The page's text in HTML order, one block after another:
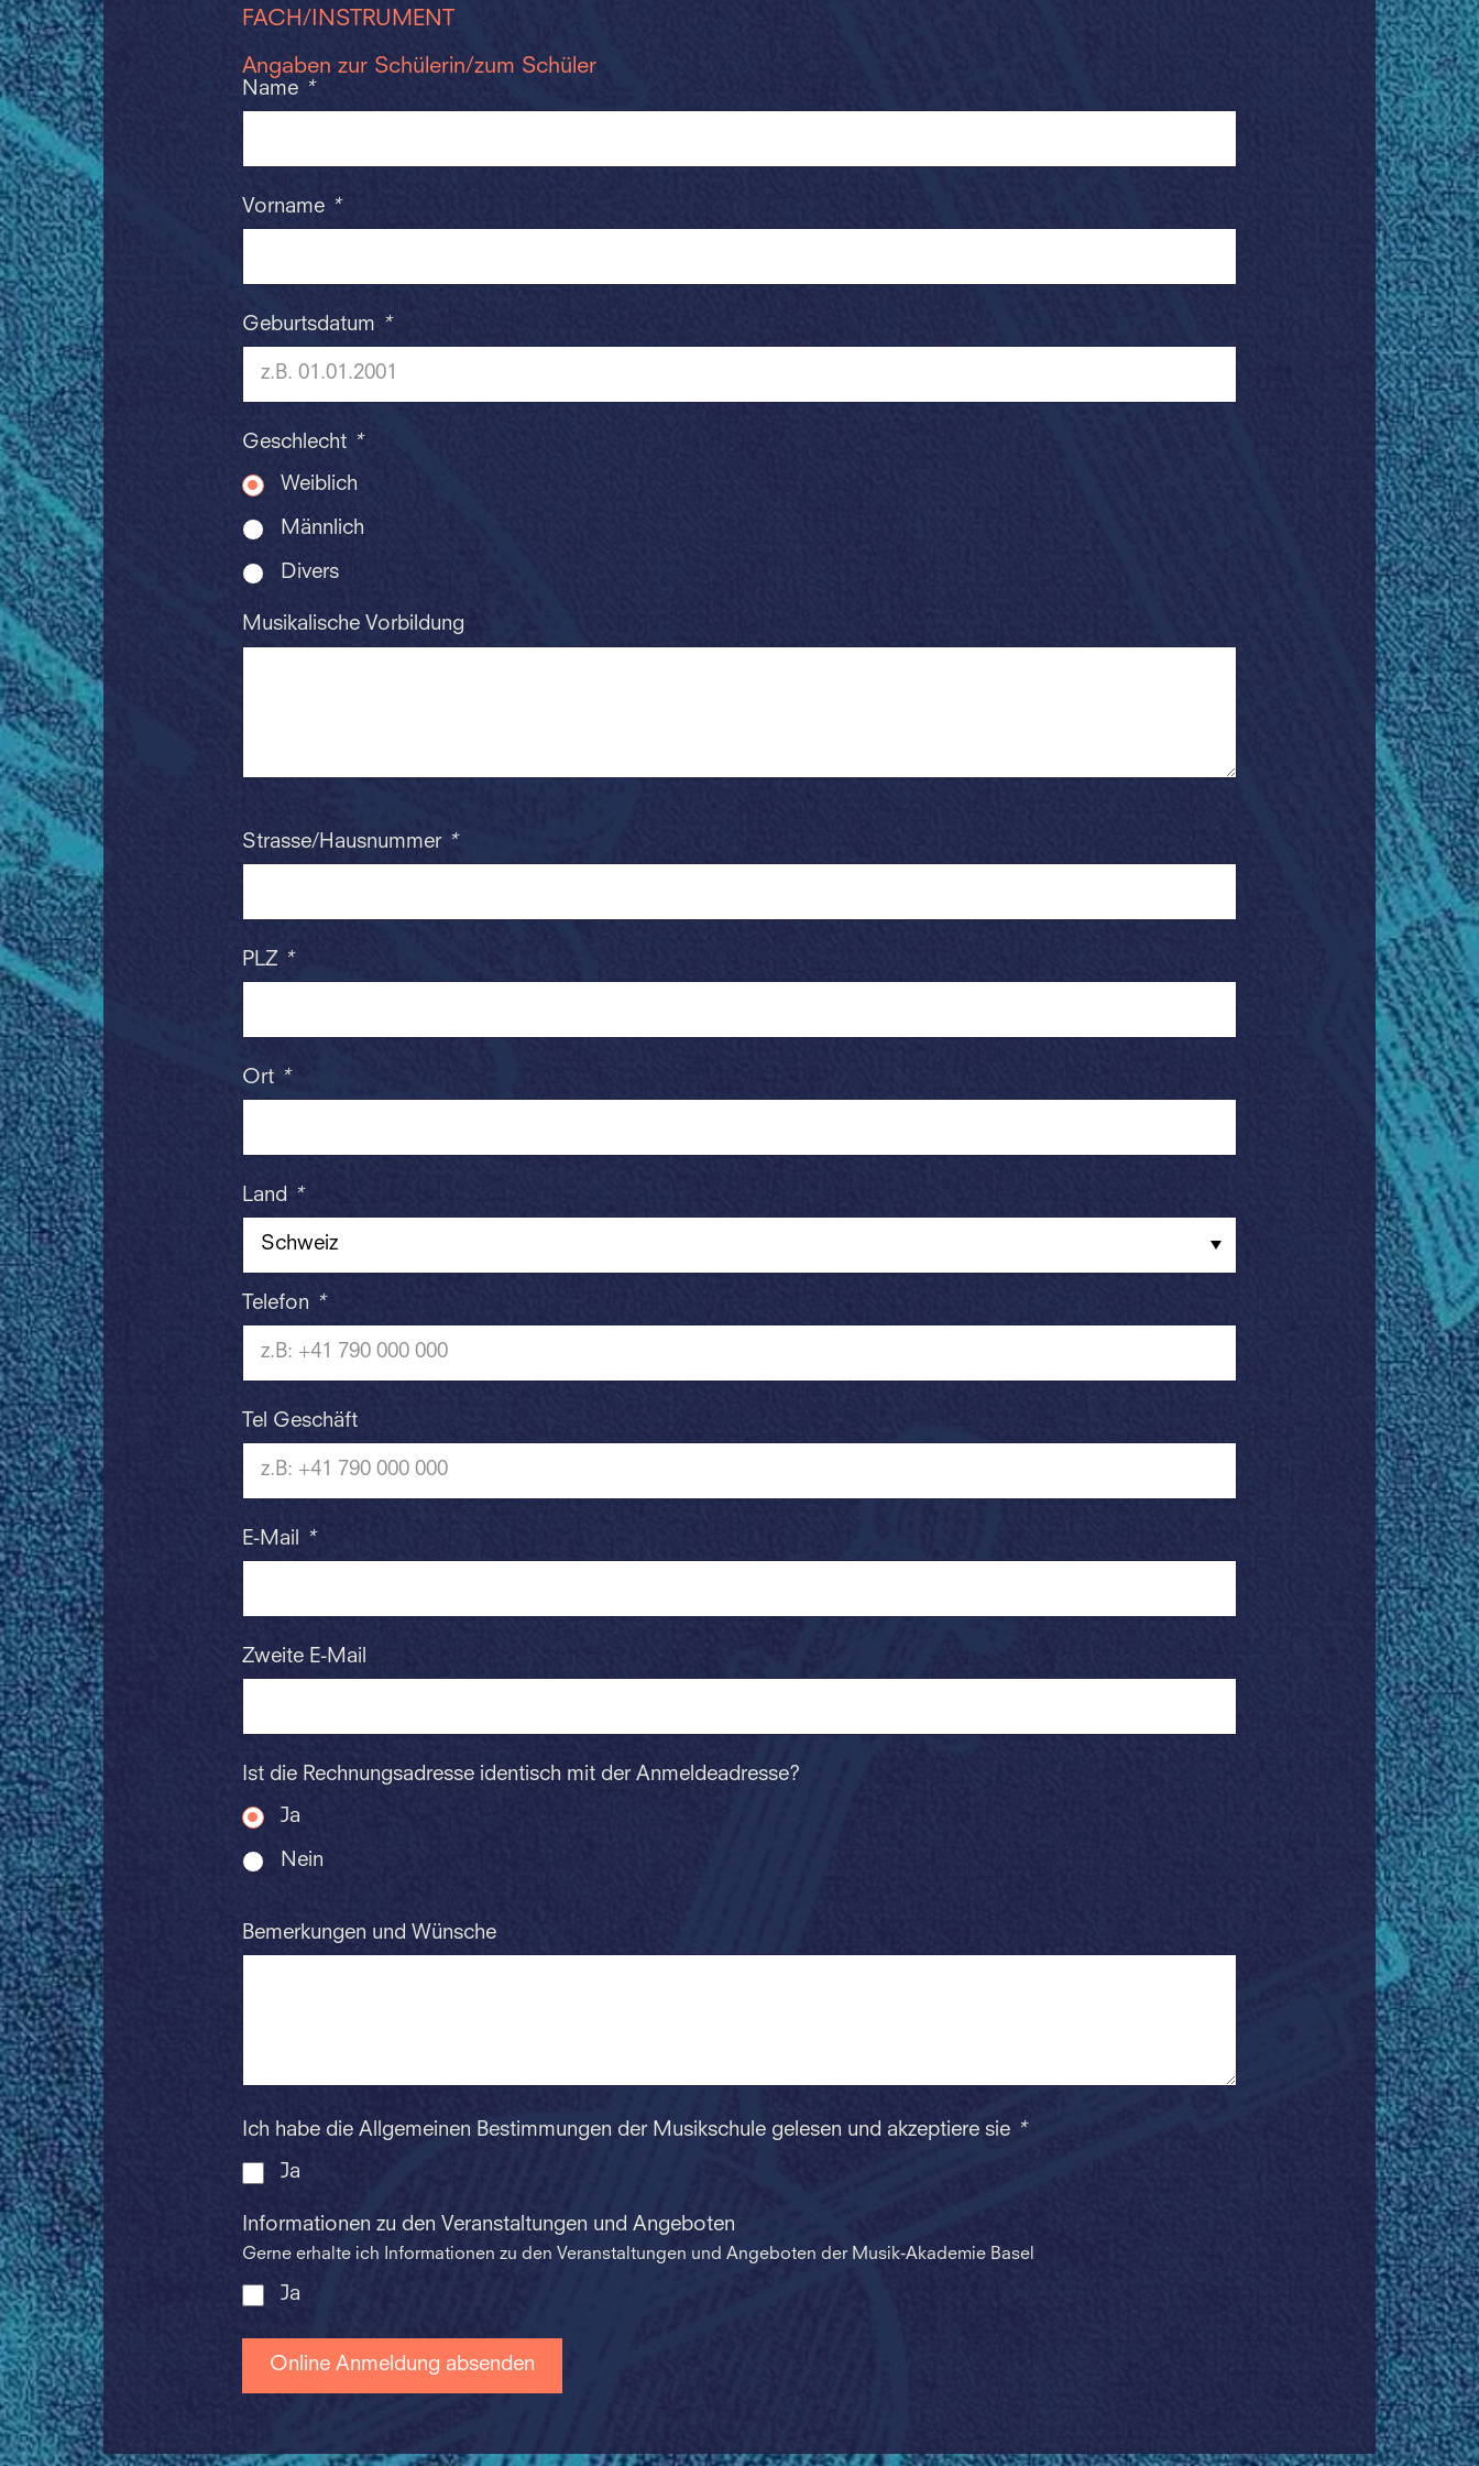
FACH/INSTRUMENT
Angaben zur Schülerin/zum Schüler
Name *
Vorname *
Geburtsdatum *
Geschlecht *
Weiblich
Männlich
Divers
Musikalische Vorbildung
Strasse/Hausnummer *
PLZ *
Ort *
Land *
Telefon *
Tel Geschäft
E-Mail *
Zweite E-Mail
Ist die Rechnungsadresse identisch mit der Anmeldeadresse?
Ja
Nein
Bemerkungen und Wünsche
Ich habe die Allgemeinen Bestimmungen der Musikschule gelesen und akzeptiere sie *
Ja
Informationen zu den Veranstaltungen und Angeboten
Gerne erhalte ich Informationen zu den Veranstaltungen und Angeboten der Musik-Akademie Basel
Ja